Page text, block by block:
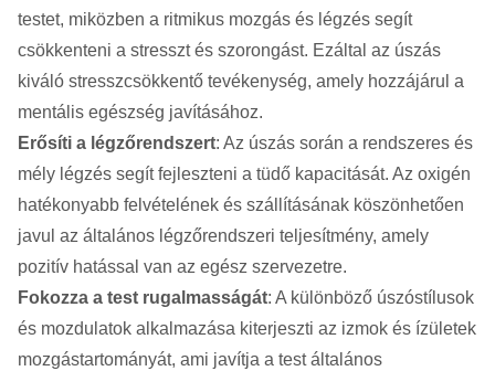
testet, miközben a ritmikus mozgás és légzés segít
csökkenteni a stresszt és szorongást. Ezáltal az úszás
kiváló stresszcsökkentő tevékenység, amely hozzájárul a
mentális egészség javításához.
Erősíti a légzőrendszert: Az úszás során a rendszeres és
mély légzés segít fejleszteni a tüdő kapacitását. Az oxigén
hatékonyabb felvételének és szállításának köszönhetően
javul az általános légzőrendszeri teljesítmény, amely
pozitív hatással van az egész szervezetre.
Fokozza a test rugalmasságát: A különböző úszóstílusok
és mozdulatok alkalmazása kiterjeszti az izmok és ízületek
mozgástartományát, ami javítja a test általános